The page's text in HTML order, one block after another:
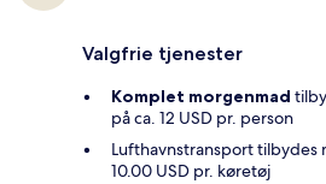
Valgfrie tjenester
Komplet morgenmad
på ca. 12 USD pr. person
Lufthavnstransport tilbydes
10.00 USD pr. køretøj